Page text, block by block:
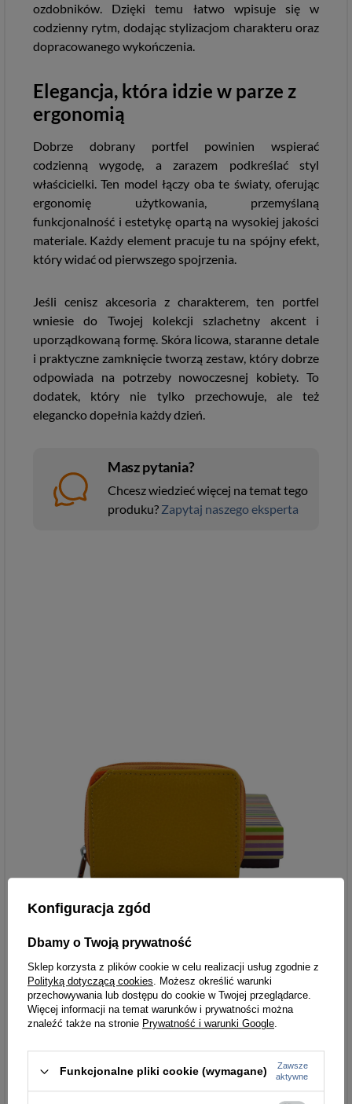
ozdobników. Dzięki temu łatwo wpisuje się w
codzienny rytm, dodając stylizacjom charakteru oraz
dopracowanego wykończenia.
Elegancja, która idzie w parze z
ergonomią
Dobrze dobrany portfel powinien wspierać
codzienną wygodę, a zarazem podkreślać styl
właścicielki. Ten model łączy oba te światy, oferując
ergonomię użytkowania, przemyślaną
funkcjonalność i estetykę opartą na wysokiej jakości
materiale. Każdy element pracuje tu na spójny efekt,
który widać od pierwszego spojrzenia.
Jeśli cenisz akcesoria z charakterem, ten portfel
wniesie do Twojej kolekcji szlachetny akcent i
uporządkowaną formę. Skóra licowa, staranne detale
i praktyczne zamknięcie tworzą zestaw, który dobrze
odpowiada na potrzeby nowoczesnej kobiety. To
dodatek, który nie tylko przechowuje, ale też
elegancko dopełnia każdy dzień.
Masz pytania?
Chcesz wiedzieć więcej na temat tego
produku? Zapytaj naszego eksperta
Konfiguracja zgód
Dbamy o Twoją prywatność
Sklep korzysta z plików cookie w celu realizacji usług zgodnie z
Polityką dotyczącą cookies. Możesz określić warunki
przechowywania lub dostępu do cookie w Twojej przeglądarce.
Więcej informacji na temat warunków i prywatności można
znaleźć także na stronie Prywatność i warunki Google.
Funkcjonalne pliki cookie (wymagane)
Zawsze
aktywne